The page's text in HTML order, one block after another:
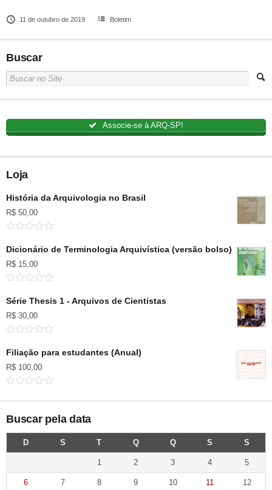
11 de outubro de 2019 Boletim
Buscar
Associe-se à ARQ-SP!
Loja
História da Arquivologia no Brasil
R$ 50,00
Dicionário de Terminologia Arquivística (versão bolso)
R$ 15,00
Série Thesis 1 - Arquivos de Cientistas
R$ 30,00
Filiação para estudantes (Anual)
R$ 100,00
Buscar pela data
D S T Q Q S S
1 2 3 4 5
6 7 8 9 10 11 12